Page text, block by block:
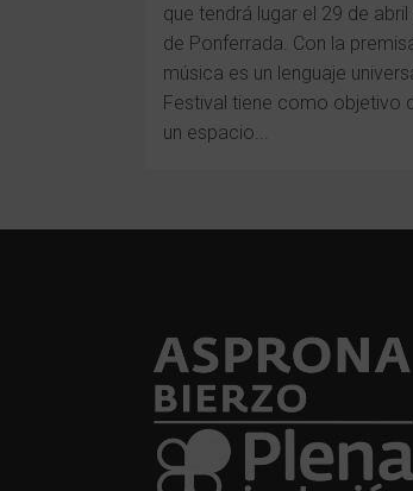
que tendrá lugar el 29 de abril
de Ponferrada. Con la
música es un lenguaje
Festival tiene como objetivo
un espacio...